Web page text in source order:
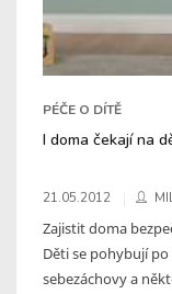
PÉČE O DÍTĚ
I doma čekají na
21.05.2012
Zajistit doma
Děti se pohybují
sebezáchovy a